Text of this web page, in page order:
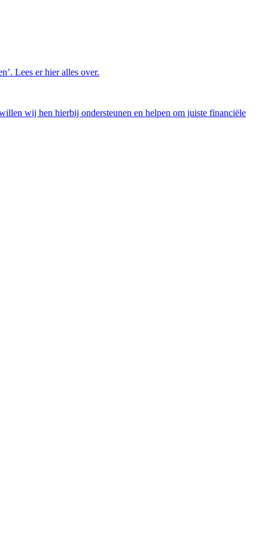
Lees er hier alles over.
wij hen hierbij ondersteunen en helpen om juiste financiële